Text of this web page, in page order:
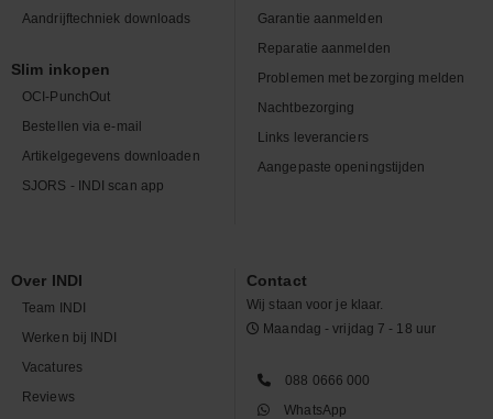
Aandrijftechniek downloads
Slim inkopen
OCI-PunchOut
Bestellen via e-mail
Artikelgegevens downloaden
SJORS - INDI scan app
Garantie aanmelden
Reparatie aanmelden
Problemen met bezorging melden
Nachtbezorging
Links leveranciers
Aangepaste openingstijden
Over INDI
Team INDI
Werken bij INDI
Vacatures
Reviews
Contact
Wij staan voor je klaar.
Maandag - vrijdag 7 - 18 uur
088 0666 000
WhatsApp